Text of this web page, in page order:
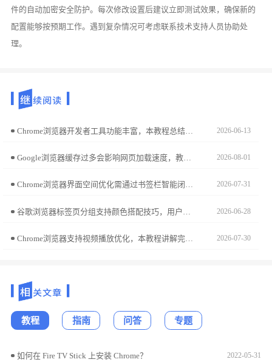
件的自动加密安全防护。每次修改设置后建议立即测试效果，确保新的
配置能够按预期工作。遇到复杂情况可考虑联系技术支持人员协助处
理。
Chrome浏览器开发者工具功能丰富，本教程总结操作技巧和实操经验，帮助开发者高效调试网页并优化性能。 2026-06-13
Google浏览器缓存过多会影响网页加载速度，教程提供清理操作技巧，帮助用户加速网页访问，提高浏览效率。 2026-08-01
Chrome浏览器界面空间优化需通过书签栏智能闭合实现。本文指导用户通过交互手势或配置钩子锁定书签栏视图，从而瞬时拓宽页面显示视区，保障高专注度的研读体验。 2026-07-31
2026-06-28
Chrome浏览器支持视频播放优化，本教程讲解完整操作方法，包括缓冲设置和画质调节，帮助用户实现流畅观看体验。 2026-07-30
教程 指南 问答 专题
如何在 Fire TV Stick 上安装 Chrome？ 2022-05-31